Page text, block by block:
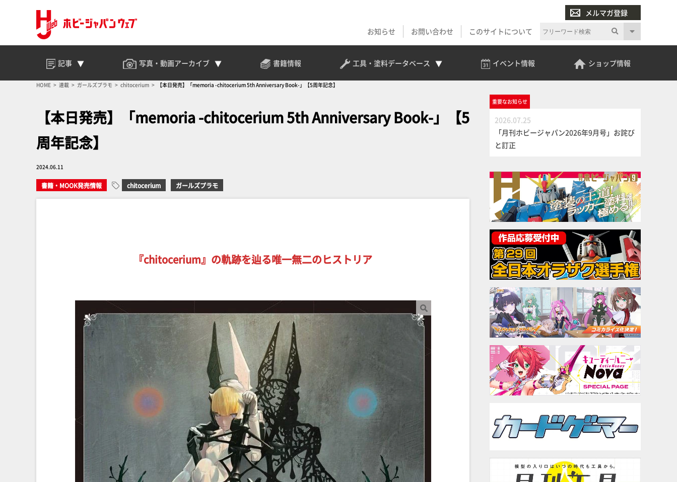
メルマガ登録
お知らせ
お問い合わせ このサイトについて
記事 写真・動画アーカイブ 書籍情報 工具・塗料データベース イベント情報 ショップ情報
HOME 連載 ガールズプラモ chitocerium 【本日発売】「memoria -chitocerium 5th Anniversary Book-」【5周年記念】
【本日発売】「memoria -chitocerium 5th Anniversary Book-」【5
周年記念】
2024.06.11
書籍・MOOK発売情報 chitocerium ガールズプラモ
『chitocerium』の軌跡を辿る唯一無二のヒストリア
重要なお知らせ
2026.07.25
「月刊ホビージャパン2026年9月号」お詫び
と訂正